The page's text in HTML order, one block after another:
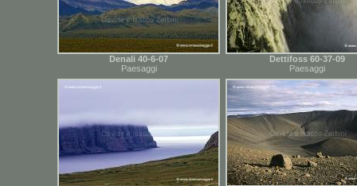
Denali 40-6-07
Paesaggi
Dettifoss 60-37-09
Paesaggi